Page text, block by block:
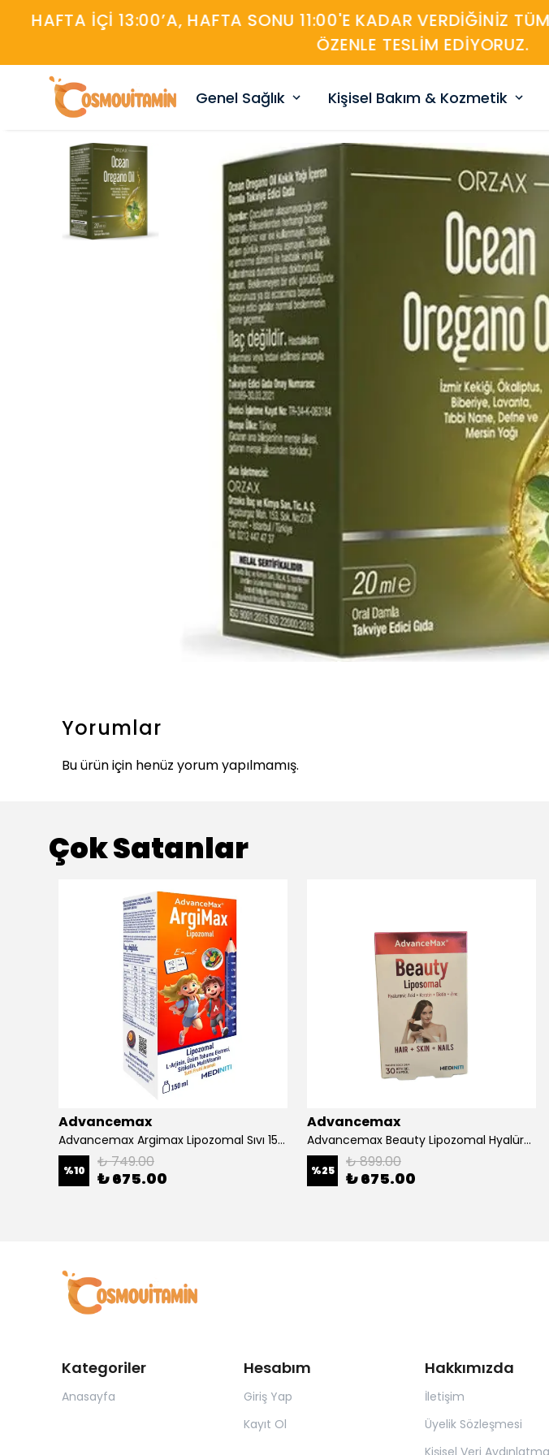
450TL ÜZERİ
Genel Sağlık Kişisel Bakım & Kozmetik
Yorumlar
Bu ürün için henüz yorum yapılmamış.
Çok Satanlar
Advancemax
Advancemax Argimax Lipozomal Sıvı 150 ml 8684375607587
%10 ₺ 749.00
₺ 675.00
Advancemax
Advancemax Beauty Lipozomal Hyalüronik Asit Keratin Biotin Zn 30 Kapsül 8684375607556
%25 ₺ 899.00
₺ 675.00
Kategoriler
Anasayfa
Hesabım
Giriş Yap
Kayıt Ol
Hakkımızda
İletişim
Üyelik Sözleşmesi